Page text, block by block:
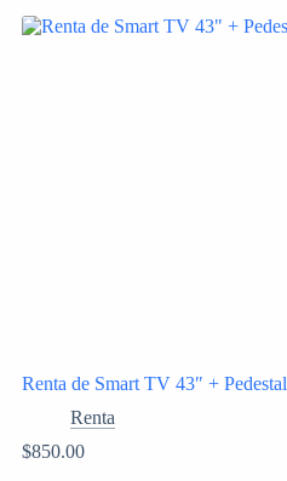
Renta de Smart TV 43″ + Pedestal
Renta
$850.00